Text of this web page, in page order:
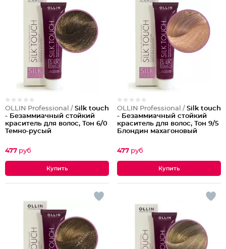
OLLIN Professional / Silk touch
- Безаммиачный стойкий
краситель для волос, Тон 6/0
Темно-русый
477 руб
OLLIN Professional / Silk touch
- Безаммиачный стойкий
краситель для волос, Тон 9/5
Блондин махагоновый
477 руб